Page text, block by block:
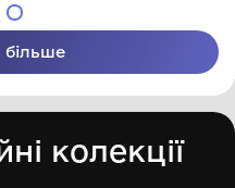
колекції